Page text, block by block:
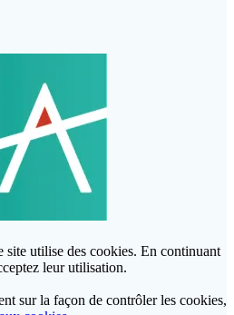
utilise des cookies. En continuant
leur utilisation.
sur la façon de contrôler les cookies,